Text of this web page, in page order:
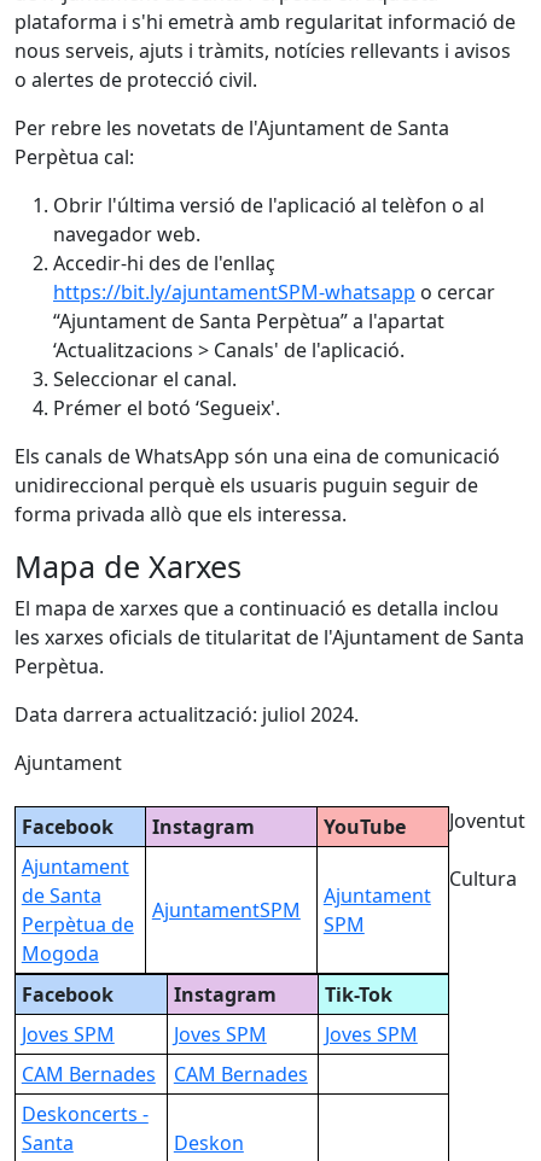
plataforma i s'hi emetrà amb regularitat informació de
nous serveis, ajuts i tràmits, notícies rellevants i avisos
o alertes de protecció civil.
Per rebre les novetats de l'Ajuntament de Santa
Perpètua cal:
Obrir l'última versió de l'aplicació al telèfon o al
navegador web.
Accedir-hi des de l'enllaç
https://bit.ly/ajuntamentSPM-whatsapp o cercar
“Ajuntament de Santa Perpètua” a l'apartat
‘Actualitzacions > Canals' de l'aplicació.
Seleccionar el canal.
Prémer el botó ‘Segueix'.
Els canals de WhatsApp són una eina de comunicació
unidireccional perquè els usuaris puguin seguir de
forma privada allò que els interessa.
Mapa de Xarxes
El mapa de xarxes que a continuació es detalla inclou
les xarxes oficials de titularitat de l'Ajuntament de Santa
Perpètua.
Data darrera actualització: juliol 2024.
Ajuntament
Facebook Instagram
YouTube
Ajuntament
de Santa
Perpètua de
Mogoda
AjuntamentSPM
Ajuntament
SPM
Joventut
Facebook Instagram
Tik-Tok
Joves SPM
Joves SPM
Joves SPM
CAM Bernades
CAM Bernades
Deskoncerts -
Santa
Deskon
Cultura